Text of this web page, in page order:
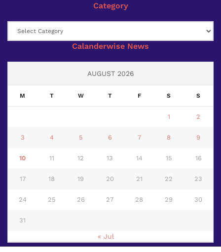
Category
Calanderwise News
AUGUST 2026
M T W T F S S
1 2
3 4 5 6 7 8 9
10 11 12 13 14 15 16
17 18 19 20 21 22 23
24 25 26 27 28 29 30
31
« Jul